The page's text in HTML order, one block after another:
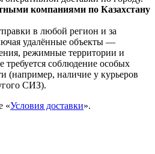
компаниями по Казахстану
в любой регион и за
удалённые объекты —
режимные территории и
требуется соблюдение особых
(например, наличие у курьеров
СИЗ).
«Условия доставки».